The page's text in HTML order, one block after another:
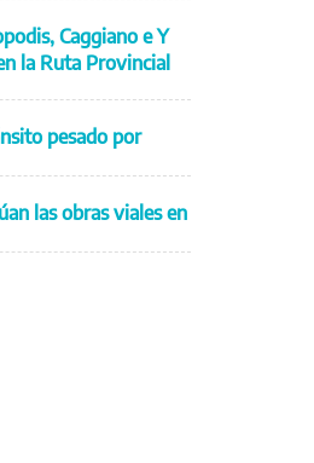
Caggiano e Y
la Ruta Provincial
pesado por
las obras viales en